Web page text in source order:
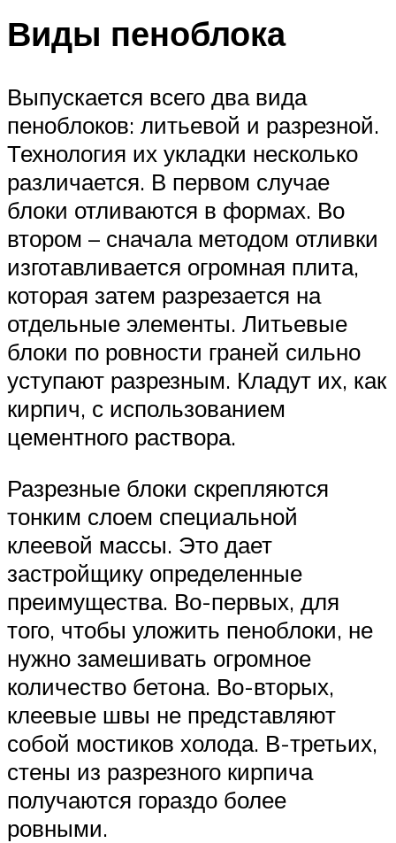
Виды пеноблока
Выпускается всего два вида
пеноблоков: литьевой и разрезной.
Технология их укладки несколько
различается. В первом случае
блоки отливаются в формах. Во
втором – сначала методом отливки
изготавливается огромная плита,
которая затем разрезается на
отдельные элементы. Литьевые
блоки по ровности граней сильно
уступают разрезным. Кладут их, как
кирпич, с использованием
цементного раствора.
Разрезные блоки скрепляются
тонким слоем специальной
клеевой массы. Это дает
застройщику определенные
преимущества. Во-первых, для
того, чтобы уложить пеноблоки, не
нужно замешивать огромное
количество бетона. Во-вторых,
клеевые швы не представляют
собой мостиков холода. В-третьих,
стены из разрезного кирпича
получаются гораздо более
ровными.